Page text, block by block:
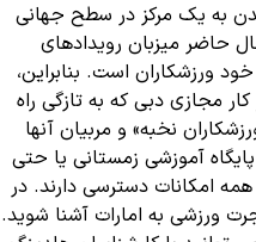
به یک مرکز در سطح جهانی
حاضر میزبان رویدادهای
ورزشکاران است. بنابراین،
مجازی دبی که به تازگی راه
نخبه» و مربیان آنها
آموزشی زمستانی یا حتی
امکانات دسترسی دارند. در
ورزشی به امارات آشنا شوید.